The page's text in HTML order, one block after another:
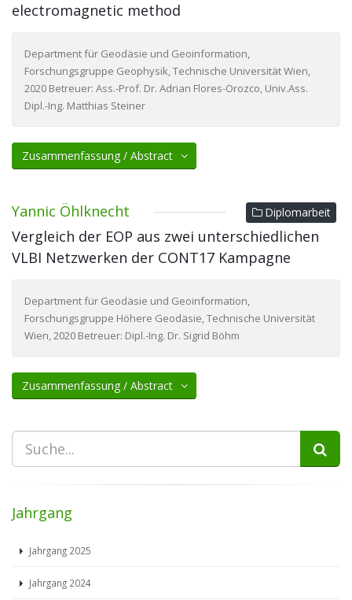
electromagnetic method
Department für Geodäsie und Geoinformation,
Forschungsgruppe Geophysik, Technische Universität Wien,
2020 Betreuer: Ass.-Prof. Dr. Adrian Flores-Orozco, Univ.Ass.
Dipl.-Ing. Matthias Steiner
Zusammenfassung / Abstract
Yannic Öhlknecht Diplomarbeit
Vergleich der EOP aus zwei unterschiedlichen
VLBI Netzwerken der CONT17 Kampagne
Department für Geodäsie und Geoinformation,
Forschungsgruppe Höhere Geodäsie, Technische Universität
Wien, 2020 Betreuer: Dipl.-Ing. Dr. Sigrid Böhm
Zusammenfassung / Abstract
Jahrgang
Jahrgang 2025
Jahrgang 2024